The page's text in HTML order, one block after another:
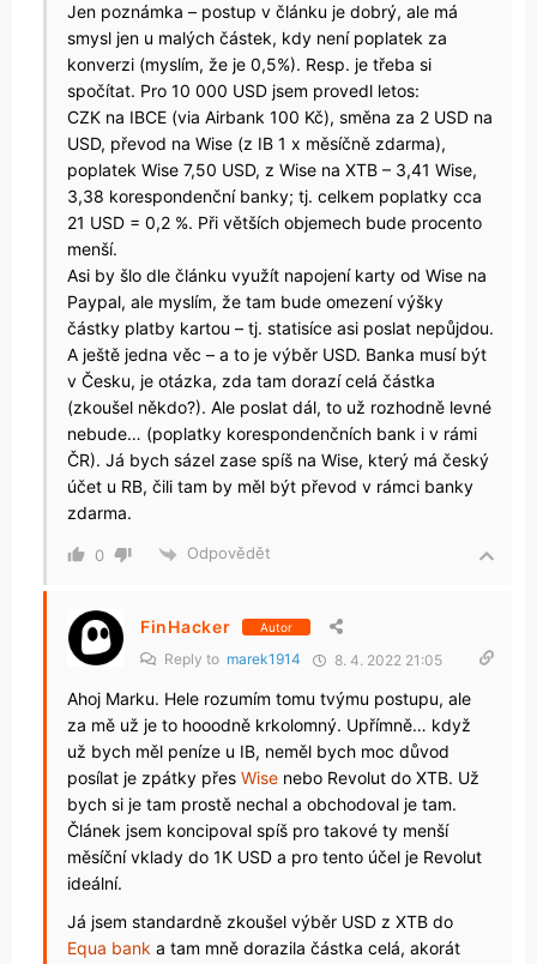
Jen poznámka – postup v článku je dobrý, ale má
smysl jen u malých částek, kdy není poplatek za
konverzi (myslím, že je 0,5%). Resp. je třeba si
spočítat. Pro 10 000 USD jsem provedl letos:
CZK na IBCE (via Airbank 100 Kč), směna za 2 USD na
USD, převod na Wise (z IB 1 x měsíčně zdarma),
poplatek Wise 7,50 USD, z Wise na XTB – 3,41 Wise,
3,38 korespondenční banky; tj. celkem poplatky cca
21 USD = 0,2 %. Při větších objemech bude procento
menší.
Asi by šlo dle článku využít napojení karty od Wise na
Paypal, ale myslím, že tam bude omezení výšky
částky platby kartou – tj. statisíce asi poslat nepůjdou.
A ještě jedna věc – a to je výběr USD. Banka musí být
v Česku, je otázka, zda tam dorazí celá částka
(zkoušel někdo?). Ale poslat dál, to už rozhodně levné
nebude… (poplatky korespondenčních bank i v rámi
ČR). Já bych sázel zase spíš na Wise, který má český
účet u RB, čili tam by měl být převod v rámci banky
zdarma.
0 Odpovědět
FinHacker Autor
Reply to marek1914 8. 4. 2022 21:05
Ahoj Marku. Hele rozumím tomu tvýmu postupu, ale
za mě už je to hooodně krkolomný. Upřímně… když
už bych měl peníze u IB, neměl bych moc důvod
posílat je zpátky přes Wise nebo Revolut do XTB. Už
bych si je tam prostě nechal a obchodoval je tam.
Článek jsem koncipoval spíš pro takové ty menší
měsíční vklady do 1K USD a pro tento účel je Revolut
ideální.
Já jsem standardně zkoušel výběr USD z XTB do
Equa bank a tam mně dorazila částka celá, akorát